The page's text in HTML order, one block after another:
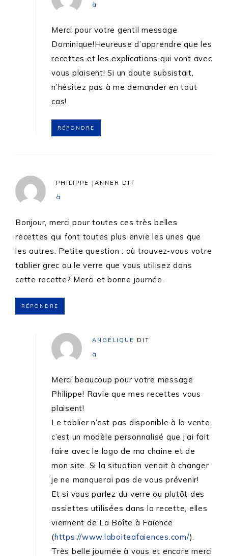
à
Merci pour votre gentil message
Dominique!Heureuse d’apprendre que les
recettes et les explications qui vont avec
vous plaisent! Si un doute subsistait,
n’hésitez pas à me demander en tout
cas!
RÉPONDRE
PHILIPPE JANNER DIT
à
Bonjour, merci pour toutes ces très belles
recettes qui font toutes plus envie les unes que
les autres. Petite question : où trouvez-vous votre
tablier grec ou le verre que vous utilisez dans
cette recette? Merci et bonne journée.
RÉPONDRE
ANGÉLIQUE DIT
à
Merci beaucoup pour votre message
Philippe! Ravie que mes recettes vous
plaisent!
Le tablier n’est pas disponible à la vente,
c’est un modèle personnalisé que j’ai fait
faire avec le logo de ma chaine et de
mon site. Si la situation venait à changer
je ne manquerai pas de vous prévenir!
Et si vous parlez du verre ou plutôt des
assiettes utilisées dans la recette, elles
viennent de La Boîte à Faïence
(https://www.laboiteafaiences.com/).
Très belle journée à vous et encore merci